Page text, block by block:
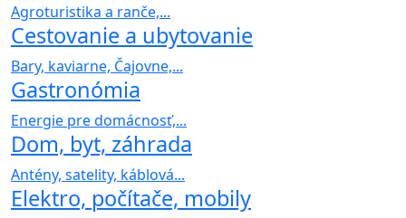
Agroturistika a ranče,...
Cestovanie a ubytovanie
Bary, kaviarne, Čajovne,...
Gastronómia
Energie pre domácnosť,...
Dom, byt, záhrada
Antény, satelity, káblová...
Elektro, počítače, mobily